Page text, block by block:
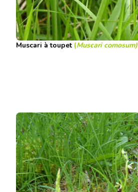
Muscari à toupet (Muscari comosum)